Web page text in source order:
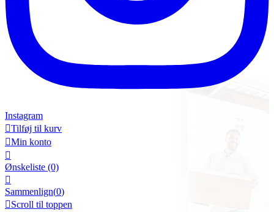
Instagram
Tilføj til kurv
Min konto

Ønskeliste (0)

Sammenlign(0)
Scroll til toppen